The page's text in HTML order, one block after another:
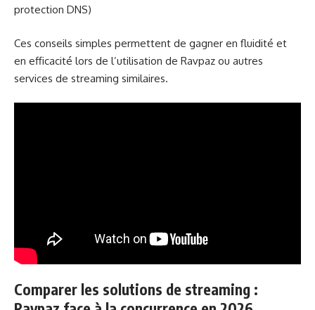
protection DNS)
Ces conseils simples permettent de gagner en fluidité et
en efficacité lors de l’utilisation de Ravpaz ou autres
services de streaming similaires.
Comparer les solutions de streaming :